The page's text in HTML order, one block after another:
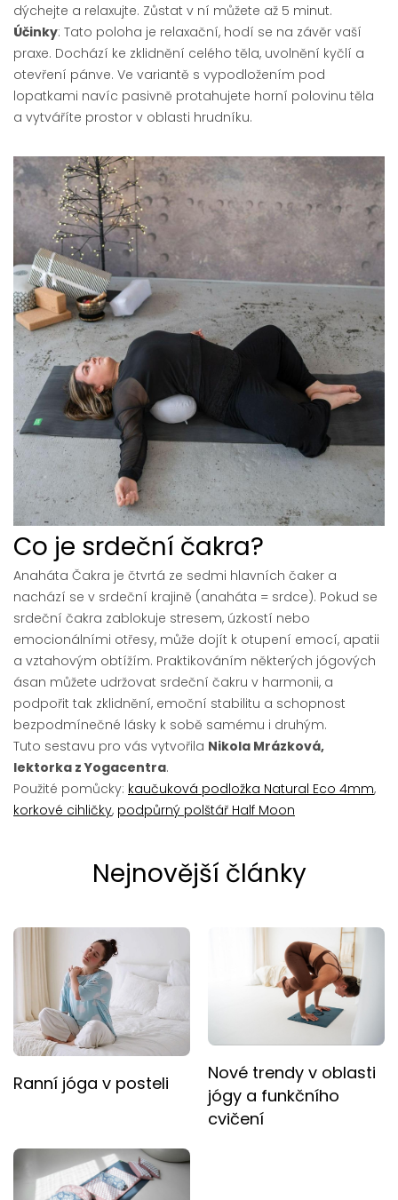
dýchejte a relaxujte. Zůstat v ní můžete až 5 minut.
Účinky: Tato poloha je relaxační, hodí se na závěr vaší
praxe. Dochází ke zklidnění celého těla, uvolnění kyčlí a
otevření pánve. Ve variantě s vypodložením pod
lopatkami navíc pasivně protahujete horní polovinu těla
a vytváříte prostor v oblasti hrudníku.
Co je srdeční čakra?
Anaháta Čakra je čtvrtá ze sedmi hlavních čaker a
nachází se v srdeční krajině (anaháta = srdce). Pokud se
srdeční čakra zablokuje stresem, úzkostí nebo
emocionálními otřesy, může dojít k otupení emocí, apatii
a vztahovým obtížím. Praktikováním některých jógových
ásan můžete udržovat srdeční čakru v harmonii, a
podpořit tak zklidnění, emoční stabilitu a schopnost
bezpodmínečné lásky k sobě samému i druhým.
Tuto sestavu pro vás vytvořila Nikola Mrázková,
lektorka z Yogacentra.
Použité pomůcky: kaučuková podložka Natural Eco 4mm,
korkové cihličky, podpůrný polštář Half Moon
Nejnovější články
Ranní jóga v posteli
Nové trendy v oblasti
jógy a funkčního
cvičení